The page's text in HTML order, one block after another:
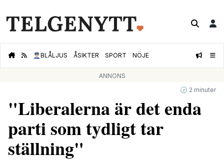
👮🏻‍♂️BLÅLJUS ÅSIKTER SPORT NÖJE
ANNONS
🕝 2 minuter
"Liberalerna är det enda
parti som tydligt tar
ställning"